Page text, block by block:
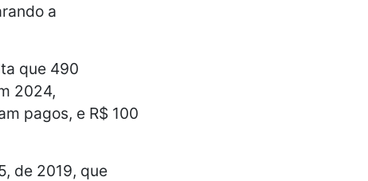
a
que 490
2024,
pagos, e R$ 100
de 2019, que